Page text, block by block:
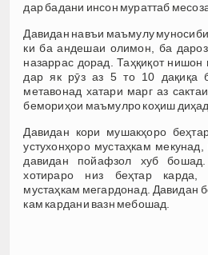
дар бадани инсон мураттаб
Давидан навъи маъмулу
ки ба андешаи олимон, ба
назаррас дорад. Таҳқиқот
дар як рӯз аз 5 то 10 дақиқа
метавонад хатари марг аз
бемориҳои маъмулро коҳиш диҳад.
Давидан кори мушакҳоро
устухонҳоро мустаҳкам
давидан пойафзол хуб
хотираро низ беҳтар карда,
мустаҳкам мегардонад. Давидан
кам кардани вазн мебошад.